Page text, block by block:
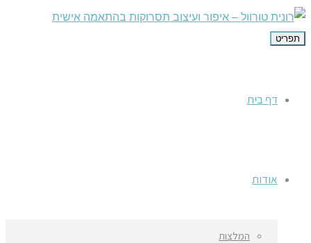
תפריט
דף בית
אודות
המלצות